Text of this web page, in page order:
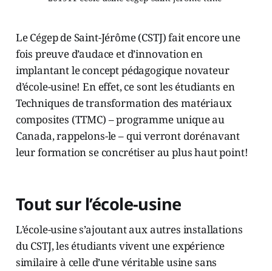
Le Cégep de Saint-Jérôme (CSTJ) fait encore une
fois preuve d’audace et d’innovation en
implantant le concept pédagogique novateur
d’école-usine! En effet, ce sont les étudiants en
Techniques de transformation des matériaux
composites (TTMC) – programme unique au
Canada, rappelons-le – qui verront dorénavant
leur formation se concrétiser au plus haut point!
Tout sur l’école-usine
L’école-usine s’ajoutant aux autres installations
du CSTJ, les étudiants vivent une expérience
similaire à celle d’une véritable usine sans